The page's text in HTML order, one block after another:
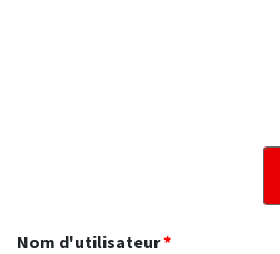
Nom d'utilisateur*